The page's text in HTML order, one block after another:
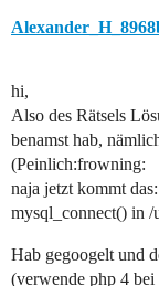
hi,
Also des Rätsels
benamst hab,
(Peinlich:frowning:
naja jetzt kommt
mysql_connect() in
Hab gegoogelt und
(verwende php 4 bei